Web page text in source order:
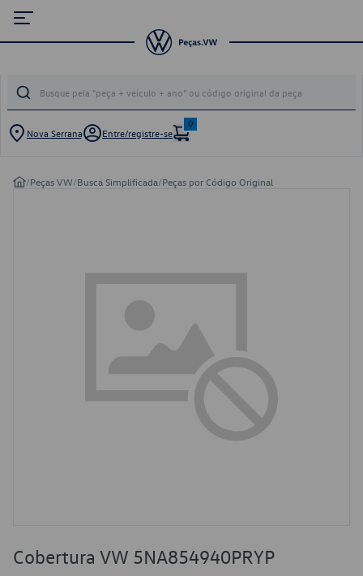
Nova Serrana Entre/registre-se
0
/Peças VW/Busca Simplificada/Peças por Código Original
Cobertura VW 5NA854940PRYP